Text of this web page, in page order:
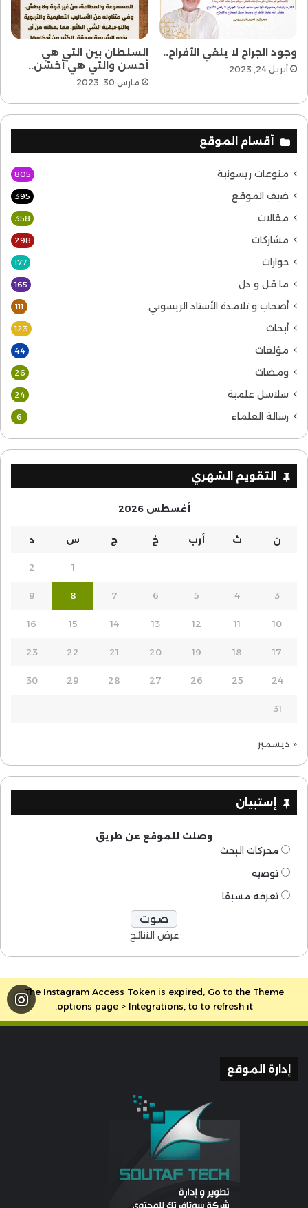
وجود الجراح لا يلغي الأفراح..
أبريل 24, 2023
السلطان بين التي هي
أحسن والتي هي أخشن..
مارس 30, 2023
أقسام الموقع
منوعات ريسونية 805
ضيف الموقع 395
مقالات 358
مشاركات 298
حوارات 177
ما قل و دل 165
أصحاب و تلامذة الأستاذ الريسوني 111
أبحاث 123
مؤلفات 44
ومضات 26
سلاسل علمية 24
رسالة العلماء 6
التقويم الشهري
أغسطس 2026
ن ث أرب خ ج س د
1
2
3
4
5
6
7
8
9
10
11
12
13
14
15
16
17
18
19
20
21
22
23
24
25
26
27
28
29
30
31
« ديسمبر
إستبيان
وصلت للموقع عن طريق
محركات البحث
توصيه
تعرفه مسبقا
عرض النتائج
The Instagram Access Token is expired, Go to the Theme
options page > Integrations, to to refresh it.
إدارة الموقع